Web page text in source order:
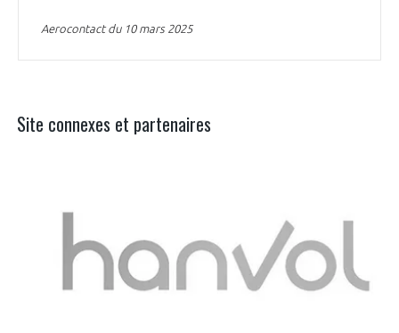
Aerocontact du 10 mars 2025
Site connexes et partenaires